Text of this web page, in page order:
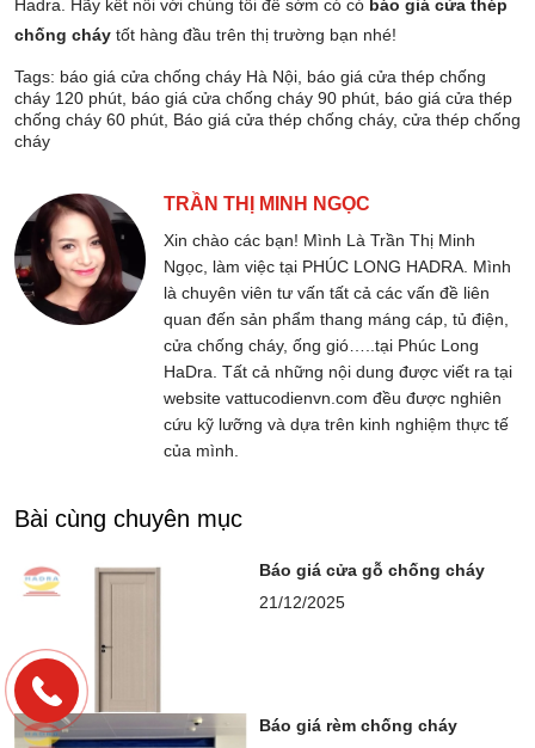
Hadra. Hãy kết nối với chúng tôi để sớm có có báo giá cửa thép
chống cháy tốt hàng đầu trên thị trường bạn nhé!
Tags: báo giá cửa chống cháy Hà Nội báo giá cửa thép chống
cháy 120 phút báo giá cửa chống cháy 90 phút báo giá cửa thép
chống cháy 60 phút Báo giá cửa thép chống cháy, cửa thép chống
cháy
TRẦN THỊ MINH NGỌC
Xin chào các bạn! Mình Là Trần Thị Minh
Ngọc, làm việc tại PHÚC LONG HADRA. Mình
là chuyên viên tư vấn tất cả các vấn đề liên
quan đến sản phẩm thang máng cáp, tủ điện,
cửa chống cháy, ống gió…..tại Phúc Long
HaDra. Tất cả những nội dung được viết ra tại
website vattucodienvn.com đều được nghiên
cứu kỹ lưỡng và dựa trên kinh nghiệm thực tế
của mình.
Bài cùng chuyên mục
Báo giá cửa gỗ chống cháy
21/12/2025
Báo giá rèm chống cháy